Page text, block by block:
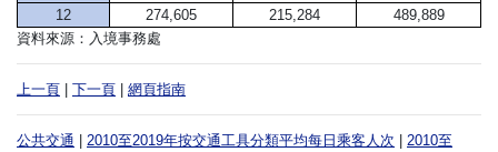
12
274,605 215,284
489,889
資料來源：入境事務處
上一頁 下一頁 網頁指南
公共交通 2010至2019年按交通工具分類平均每日乘客人次
2010至